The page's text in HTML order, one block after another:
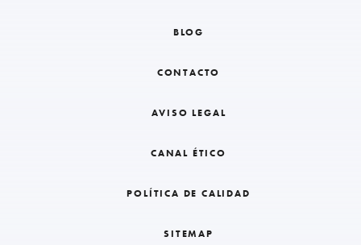
BLOG
CONTACTO
AVISO LEGAL
CANAL ÉTICO
POLÍTICA DE CALIDAD
SITEMAP